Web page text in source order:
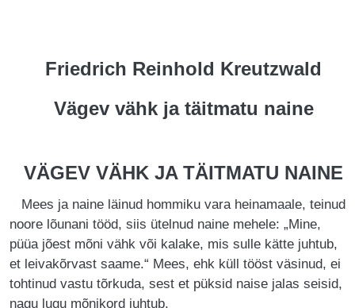
Friedrich Reinhold Kreutzwald
Vägev vähk ja täitmatu naine
VÄGEV VÄHK JA TÄITMATU NAINE
Mees ja naine läinud hommiku vara heinamaale, teinud
noore lõunani tööd, siis ütelnud naine mehele: „Mine,
püüa jõest mõni vähk või kalake, mis sulle kätte juhtub,
et leivakõrvast saame.“ Mees, ehk küll tööst väsinud, ei
tohtinud vastu tõrkuda, sest et püksid naise jalas seisid,
nagu lugu mõnikord juhtub.